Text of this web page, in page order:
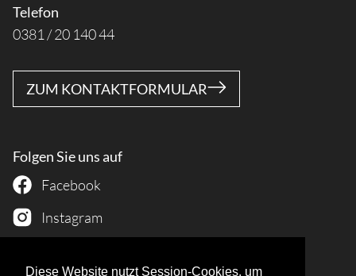
Diese Website nutzt Session-Cookies, um
Telefon
0381 / 20 140 44
ZUM KONTAKTFORMULAR
Folgen Sie uns auf
Facebook
Instagram